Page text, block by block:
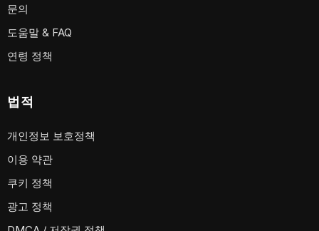
문의
도움말 & FAQ
연령 정책
법적
개인정보 보호정책
이용 약관
쿠키 정책
광고 정책